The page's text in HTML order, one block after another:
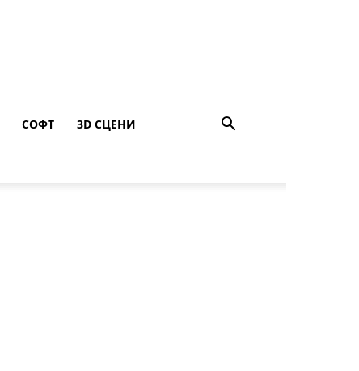
СОФТ 3D СЦЕНИ